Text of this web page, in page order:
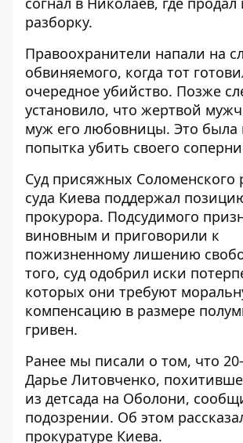
разборку.
Правоохранители напали на
обвиняемого, когда тот
очередное убийство. Позже
установило, что жертвой
муж его любовницы. Это была
попытка убить своего
Суд присяжных Соломенского
суда Киева поддержал
прокурора. Подсудимого
виновным и приговорили к
пожизненному лишению
того, суд одобрил иски
которых они требуют
компенсацию в размере
гривен.
Ранее мы писали о том, что
Дарье Литовченко,
из детсада на Оболони,
подозрении. Об этом
прокуратуре Киева.